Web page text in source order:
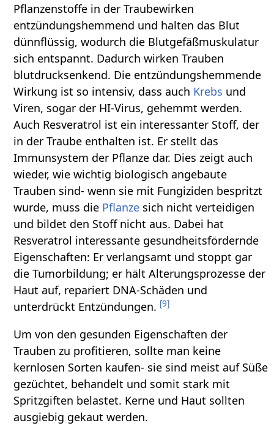
Pflanzenstoffe in der Traubewirken
entzündungshemmend und halten das Blut
dünnflüssig, wodurch die Blutgefäßmuskulatur
sich entspannt. Dadurch wirken Trauben
blutdrucksenkend. Die entzündungshemmende
Wirkung ist so intensiv, dass auch Krebs und
Viren, sogar der HI-Virus, gehemmt werden.
Auch Resveratrol ist ein interessanter Stoff, der
in der Traube enthalten ist. Er stellt das
Immunsystem der Pflanze dar. Dies zeigt auch
wieder, wie wichtig biologisch angebaute
Trauben sind- wenn sie mit Fungiziden bespritzt
wurde, muss die Pflanze sich nicht verteidigen
und bildet den Stoff nicht aus. Dabei hat
Resveratrol interessante gesundheitsfördernde
Eigenschaften: Er verlangsamt und stoppt gar
die Tumorbildung; er hält Alterungsprozesse der
Haut auf, repariert DNA-Schäden und
unterdrückt Entzündungen. [9]
Um von den gesunden Eigenschaften der
Trauben zu profitieren, sollte man keine
kernlosen Sorten kaufen- sie sind meist auf Süße
gezüchtet, behandelt und somit stark mit
Spritzgiften belastet. Kerne und Haut sollten
ausgiebig gekaut werden.